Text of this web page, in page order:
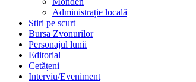
Administrație locală
Stiri pe scurt
Bursa Zvonurilor
Personajul lunii
Editorial
Cetățeni
Interviu/Eveniment